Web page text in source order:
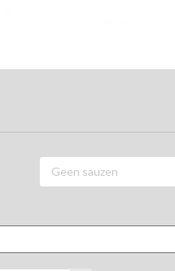
Geen sauzen